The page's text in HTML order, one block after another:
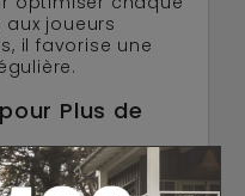
joueurs
il favorise une
Plus de
technique haut
: